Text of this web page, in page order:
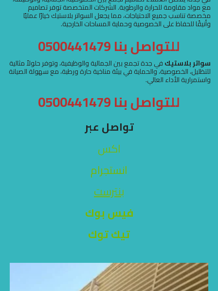
مع مواد مقاومة للحرارة والرطوبة. الشركات المتخصصة توفر تصاميم
مخصصة تناسب جميع الاحتياجات، مما يجعل السواتر بلاستيك خيارًا عمليًا
وأنيقًا للحفاظ على الخصوصية وحماية المساحات الخارجية.
للتواصل بنا 0500441479
سواتر بلاستيكفي جدة تجمع بين الجمالية والوظيفية، وتوفر حلولاً مثالية
للتظليل، الخصوصية، والحماية في بيئة مناخية حارة ورطبة، مع سهولة الصيانة
واستمرارية الأداء العالي.
للتواصل بنا 0500441479
تواصل عبر
اكس
انستجرام
بنترست
فيس بوك
تيك توك